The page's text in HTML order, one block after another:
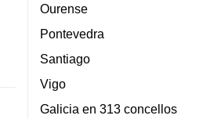
Ourense
Pontevedra
Santiago
Vigo
Galicia en 313 concellos